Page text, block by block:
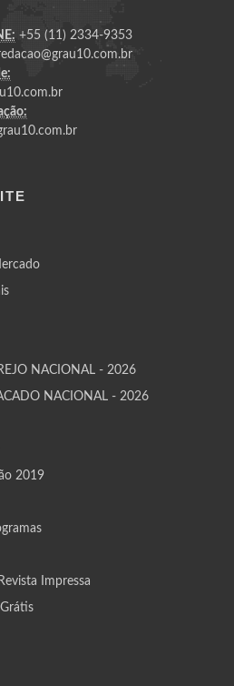
+55 (11) 2334-9353
NACIONAL - 2026
NACIONAL - 2026
2019
Impressa